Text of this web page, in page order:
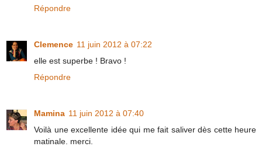
Répondre
Clemence 11 juin 2012 à 07:22
elle est superbe ! Bravo !
Répondre
Mamina 11 juin 2012 à 07:40
Voilà une excellente idée qui me fait saliver dès cette heure
matinale. merci.